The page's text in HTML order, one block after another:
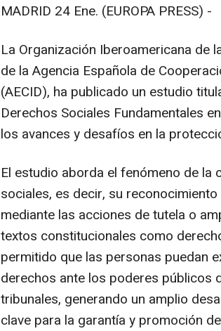
MADRID 24 Ene. (EUROPA PRESS) -
La Organización Iberoamericana de
de la Agencia Española de
(AECID), ha publicado un estudio
Derechos Sociales Fundamentales
los avances y desafíos en la
El estudio aborda el fenómeno de
sociales, es decir, su
mediante las acciones de tutela o
textos constitucionales como
permitido que las personas puedan
derechos ante los poderes públicos
tribunales, generando un amplio
clave para la garantía y promoción